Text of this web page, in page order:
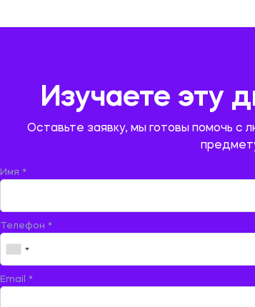
Изучаете эту
Оставьте заявку, мы готовы помочь
Имя *
Телефон *
Email *